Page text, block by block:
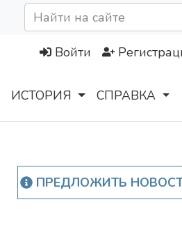
Войти
ИСТОРИЯ СПРАВКА
ПРЕДЛОЖИТЬ